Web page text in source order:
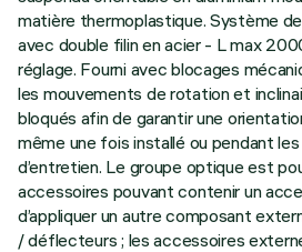
matière thermoplastique. Système
avec double filin en acier - L max
réglage. Fourni avec blocages
les mouvements de rotation et
bloqués afin de garantir une
même une fois installé ou pendant
d’entretien. Le groupe optique est
accessoires pouvant contenir un
d’appliquer un autre composant
/ déflecteurs ; les accessoires